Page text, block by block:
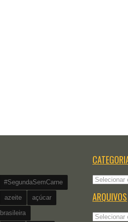
#SegundaSemCarne
azeite açúcar
brasileira
Categorias
ARQUIVOS
Arquivos